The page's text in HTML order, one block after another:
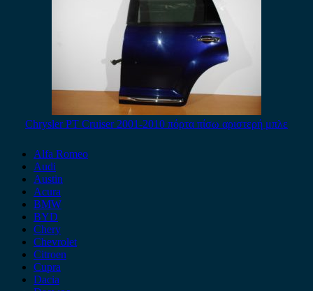
Chrysler PT Cruiser 2001-2010 πόρτα πίσω αριστερή μπλε
Alfa Romeo
Audi
Austin
Acura
BMW
BYD
Chery
Chevrolet
Citroen
Cupra
Dacia